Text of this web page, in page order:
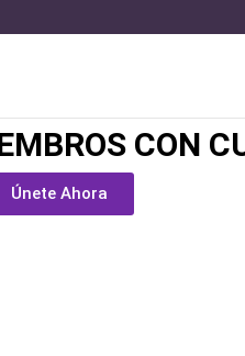
CON
Únete Ahora